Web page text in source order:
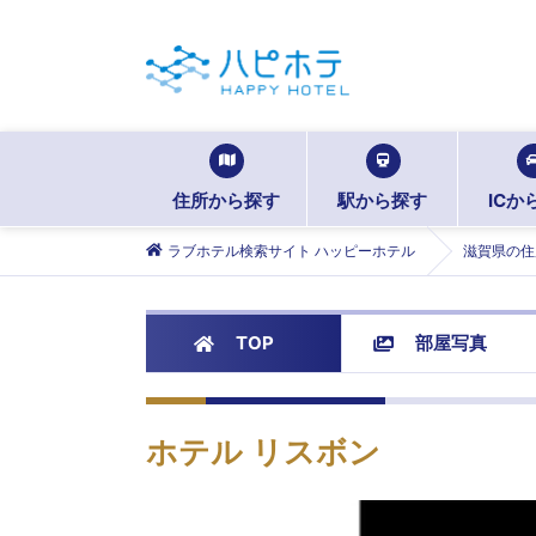
住所から探す 駅から探す ICか
ラブホテル検索サイト ハッピーホテル 滋賀県の
TOP 部屋写真
ホテル リスボン